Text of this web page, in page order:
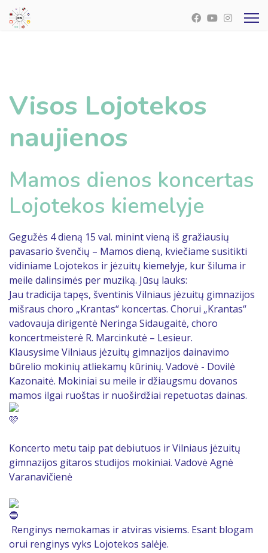
Visos Lojotekos
naujienos
Mamos dienos koncertas
Lojotekos kiemelyje
Gegužės 4 dieną 15 val. minint vieną iš gražiausių
pavasario švenčių – Mamos dieną, kviečiame susitikti
vidiniame Lojotekos ir jėzuitų kiemelyje, kur šiluma ir
meile dalinsimės per muziką. Jūsų lauks:
Jau tradicija tapęs, šventinis Vilniaus jėzuitų gimnazijos
mišraus choro „Krantas“ koncertas. Chorui „Krantas“
vadovauja dirigentė Neringa Sidaugaitė, choro
koncertmeisterė R. Marcinkutė – Lesieur.
Klausysime Vilniaus jėzuitų gimnazijos dainavimo
būrelio mokinių atliekamų kūrinių. Vadovė - Dovilė
Kazonaitė. Mokiniai su meile ir džiaugsmu dovanos
mamos ilgai ruoštas ir nuoširdžiai repetuotas dainas.
Koncerto metu taip pat debiutuos ir Vilniaus jėzuitų
gimnazijos gitaros studijos mokiniai. Vadovė Agnė
Varanavičienė
Renginys nemokamas ir atviras visiems. Esant blogam
orui renginys vyks Lojotekos salėje.